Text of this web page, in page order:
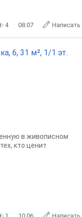
4 08.07 Написать
6, 31 м², 1/1 эт.
в живописном
кто ценит